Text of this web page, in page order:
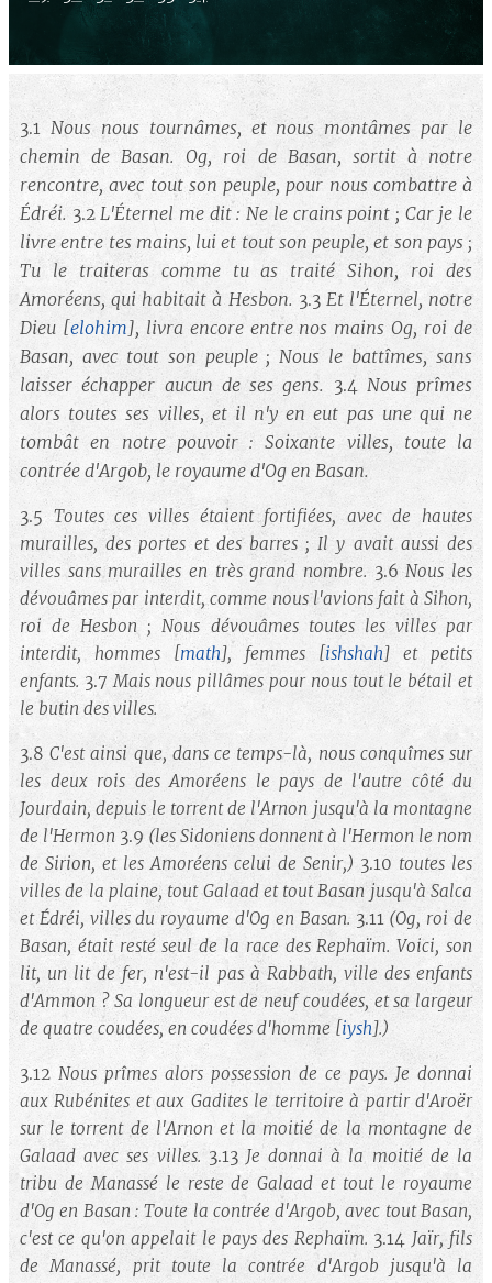
3.1 Nous nous tournâmes, et nous montâmes par le
chemin de Basan. Og, roi de Basan, sortit à notre
rencontre, avec tout son peuple, pour nous combattre à
Édréi. 3.2L'Éternel me dit : Ne le crains point ; Car je le
livre entre tes mains, lui et tout son peuple, et son pays ;
Tu le traiteras comme tu as traité Sihon, roi des
Amoréens, qui habitait à Hesbon. 3.3 Et l'Éternel, notre
Dieu [elohim], livra encore entre nos mains Og, roi de
Basan, avec tout son peuple ; Nous le battîmes, sans
laisser échapper aucun de ses gens.
3.4 Nous prîmes
alors toutes ses villes, et il n'y en eut pas une qui ne
tombât en notre pouvoir : Soixante villes, toute la
contrée d'Argob, le royaume d'Og en Basan.
3.5 Toutes ces villes étaient fortifiées, avec de hautes
murailles, des portes et des barres ; Il y avait aussi des
villes sans murailles en très grand nombre.3.6 Nous les
dévouâmes par interdit, comme nous l'avions fait à Sihon,
roi de Hesbon ; Nous dévouâmes toutes les villes par
interdit, hommes [math], femmes [ishshah] et petits
enfants. 3.7Mais nous pillâmes pour nous tout le bétail et
le butin des villes.
3.8C'est ainsi que, dans ce temps-là, nous conquîmes sur
les deux rois des Amoréens le pays de l'autre côté du
Jourdain, depuis le torrent de l'Arnon jusqu'à la montagne
de l'Hermon 3.9 (les Sidoniens donnent à l'Hermon le nom
de Sirion, et les Amoréens celui de Senir,) 3.10 toutes les
villes de la plaine, tout Galaad et tout Basan jusqu'à Salca
et Édréi, villes du royaume d'Og en Basan. 3.11(Og, roi de
Basan, était resté seul de la race des Rephaïm. Voici, son
lit, un lit de fer, n'est-il pas à Rabbath, ville des enfants
d'Ammon ? Sa longueur est de neuf coudées, et sa largeur
de quatre coudées, en coudées d'homme [iysh].)
3.12 Nous prîmes alors possession de ce pays. Je donnai
aux Rubénites et aux Gadites le territoire à partir d'Aroër
sur le torrent de l'Arnon et la moitié de la montagne de
Galaad avec ses villes. 3.13 Je donnai à la moitié de la
tribu de Manassé le reste de Galaad et tout le royaume
d'Og en Basan : Toute la contrée d'Argob, avec tout Basan,
c'est ce qu'on appelait le pays des Rephaïm. 3.14 Jaïr, fils
de Manassé, prit toute la contrée d'Argob jusqu'à la